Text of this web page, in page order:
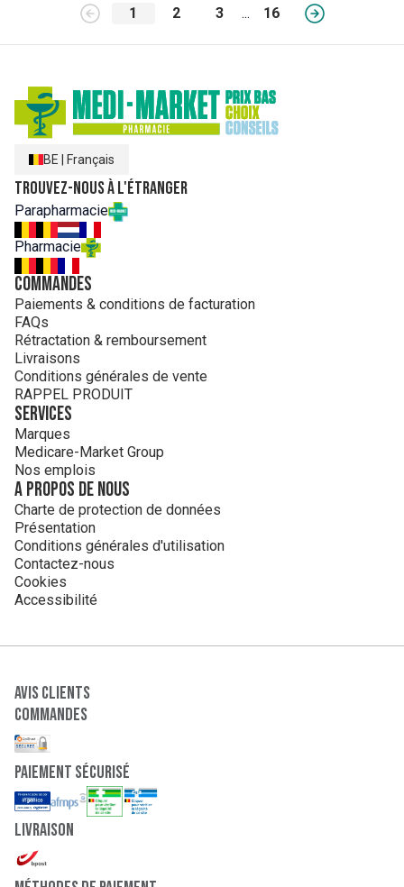
1 2 3 ... 16
BE Français
Trouvez-nous à l'étranger
Parapharmacie
Pharmacie
Commandes
Paiements & conditions de facturation
FAQs
Rétractation & remboursement
Livraisons
Conditions générales de vente
RAPPEL PRODUIT
Services
Marques
Medicare-Market Group
Nos emplois
A propos de nous
Charte de protection de données
Présentation
Conditions générales d'utilisation
Contactez-nous
Cookies
Accessibilité
Avis clients
Commandes
paiement sécurisé
Livraison